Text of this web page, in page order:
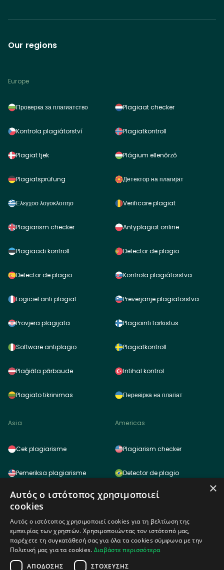
Our regions
Europe
Проверка за плагиатство
Kontrola plagiátorství
Plagiat tjek
Plagiatsprüfung
Ελεγχοσ λογοκλοπησ
Plagiarism checker
Plagiaadi kontroll
Detector de plagio
Logiciel anti plagiat
Provjera plagijata
Software antiplagio
Plaģiāta pārbaude
Plagiato tikrinimas
Plagiaat checker
Plagiatkontroll
Plágium ellenőrző
Детектор на плагијат
Verificare plagiat
Antyplagiat online
Detector de plagio
Kontrola plagiátorstva
Preverjanje plagiatorstva
Plagiointi tarkistus
Plagiatkontroll
Intihal kontrol
Перевірка на плагіат
Asia
Cek plagiarisme
Pemeriksa plagiarisme
साहित्यिक चोरी (प्लेजरिज़म) चेकर
雷同检测功能
표절검사
Americas
Plagiarism checker
Detector de plagio
Detector de plagio
Logiciel anti plagiat
Africa
×
Αυτός ο ιστότοπος χρησιμοποιεί
cookies
Αυτός ο ιστότοπος χρησιμοποιεί cookies για τη βελτίωση της
εμπειρίας των χρηστών. Χρησιμοποιώντας τον ιστότοπό μας,
παρέχετε τη συγκατάθεσή σας για όλα τα cookies σύμφωνα με την
Πολιτική μας για τα cookies. Διαβάστε περισσότερα
ΑΠΌΔΟΣΗΣ
ΣΤΌΧΕΥΣΗΣ